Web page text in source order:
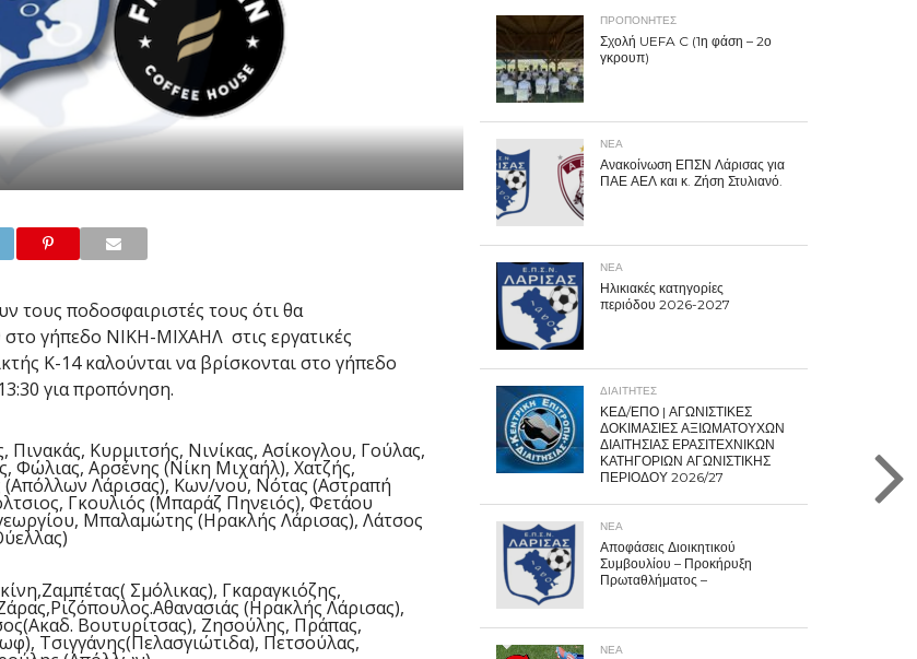
τους ποδοσφαιριστές τους ότι θα
γήπεδο ΝΙΚΗ-ΜΙΧΑΗΛ στις εργατικές
Κ-14 καλούνται να βρίσκονται στο γήπεδο
για προπόνηση.
Κυρμιτσής, Νινίκας, Ασίκογλου, Γούλας,
Φώλιας, Αρσένης (Νίκη Μιχαήλ), Χατζής,
Λάρισας), Κων/νου, Νότας (Αστραπή
Γκουλιός (Μπαράζ Πηνειός), Φετάου
Μπαλαμώτης (Ηρακλής Λάρισας), Λάτσος
Σμόλικας), Γκαραγκιόζης,
(Ηρακλής Λάρισας),
Βουτυρίτσας), Ζησούλης, Πράπας,
Τσιγγάνης(Πελασγιώτιδα), Πετσούλας,
ΠΡΟΠΟΝΗΤΈΣ
Σχολή UEFA C (1η φάση – 2ο
γκρουπ)
ΝΕΑ
Ανακοίνωση ΕΠΣΝ Λάρισας για
ΠΑΕ ΑΕΛ και κ. Ζήση Στυλιανό.
ΝΕΑ
Ηλικιακές κατηγορίες
περιόδου 2026-2027
ΔΙΑΙΤΗΤΕΣ
ΚΕΔ/ΕΠΟ | ΑΓΩΝΙΣΤΙΚΕΣ
ΔΟΚΙΜΑΣΙΕΣ ΑΞΙΩΜΑΤΟΥΧΩΝ
ΔΙΑΙΤΗΣΙΑΣ ΕΡΑΣΙΤΕΧΝΙΚΩΝ
ΚΑΤΗΓΟΡΙΩΝ ΑΓΩΝΙΣΤΙΚΗΣ
ΠΕΡΙΟΔΟΥ 2026/27
ΝΕΑ
Αποφάσεις Διοικητικού
Συμβουλίου – Προκήρυξη
Πρωταθλήματος –
ΝΕΑ